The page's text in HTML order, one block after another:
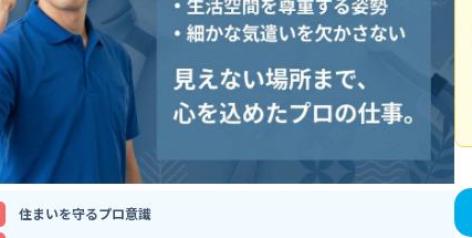
住まいを守るプロ意識